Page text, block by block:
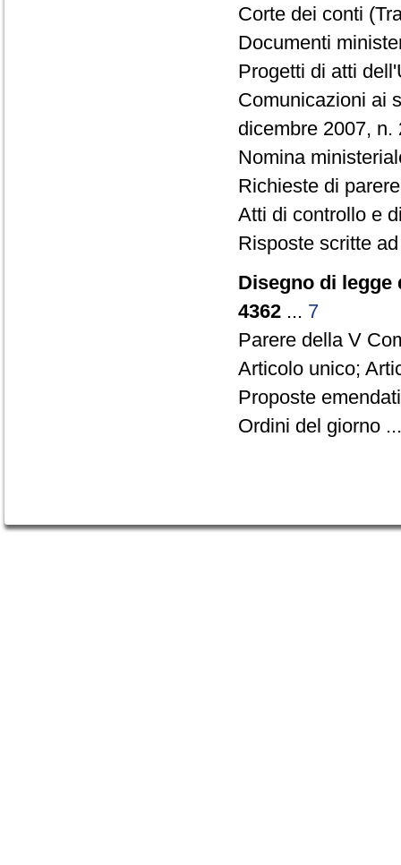
Corte dei conti
Documenti
Progetti di atti
Comunicazioni ai
dicembre 2007,
Nomina
Richieste di
Atti di controllo e
Risposte scritte
Disegno di
4362 ... 7
Parere della V
Articolo unico;
Proposte
Ordini del giorno